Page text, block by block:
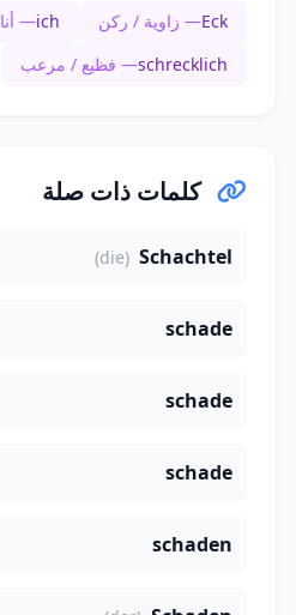
Eck— زاوية / ركن ich— أنا
schrecklich— فظيع / مرعب
كلمات ذات صلة
Schachtel
(die)
schade
schade
schade
schaden